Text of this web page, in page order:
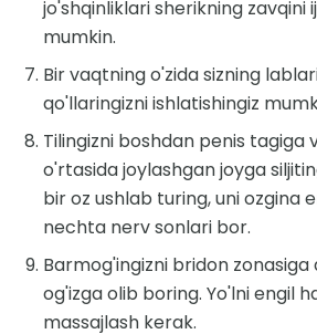
jo'shqinliklari sherikning zavqini
mumkin.
Bir vaqtning o'zida sizning
qo'llaringizni ishlatishingiz
Tilingizni boshdan penis tagiga
o'rtasida joylashgan joyga
bir oz ushlab turing, uni ozgina
nechta nerv sonlari bor.
Barmog'ingizni bridon zonasiga
og'izga olib boring. Yo'lni engil
massajlash kerak.